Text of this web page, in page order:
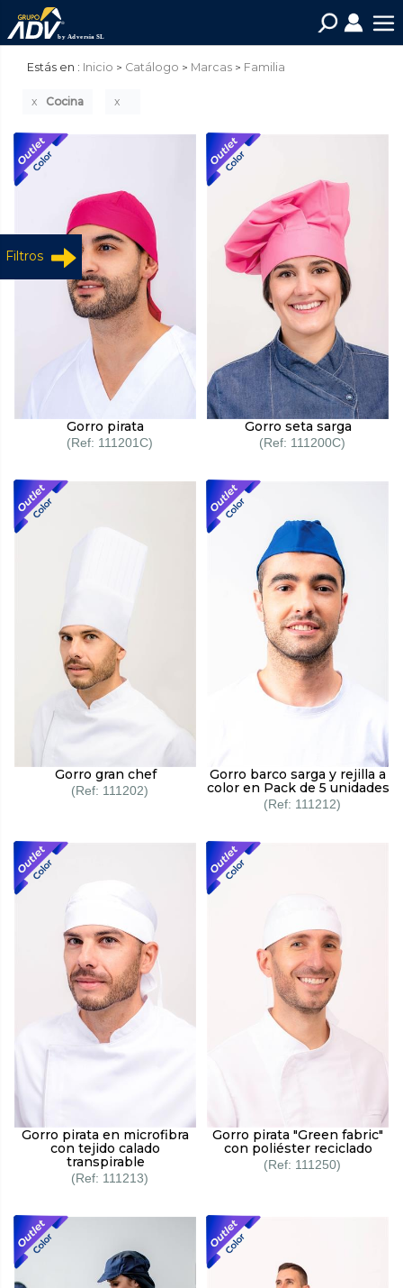
Estás en : Inicio Catálogo Marcas Familia
Filtros
Cocina
Gorro pirata
111201C
Gorro seta sarga
111200C
Gorro gran chef
111202
Gorro barco sarga y rejilla a
color en Pack de 5 unidades
111212
Gorro pirata en microfibra
con tejido calado
transpirable
111213
Gorro pirata "Green fabric"
con poliéster reciclado
111250